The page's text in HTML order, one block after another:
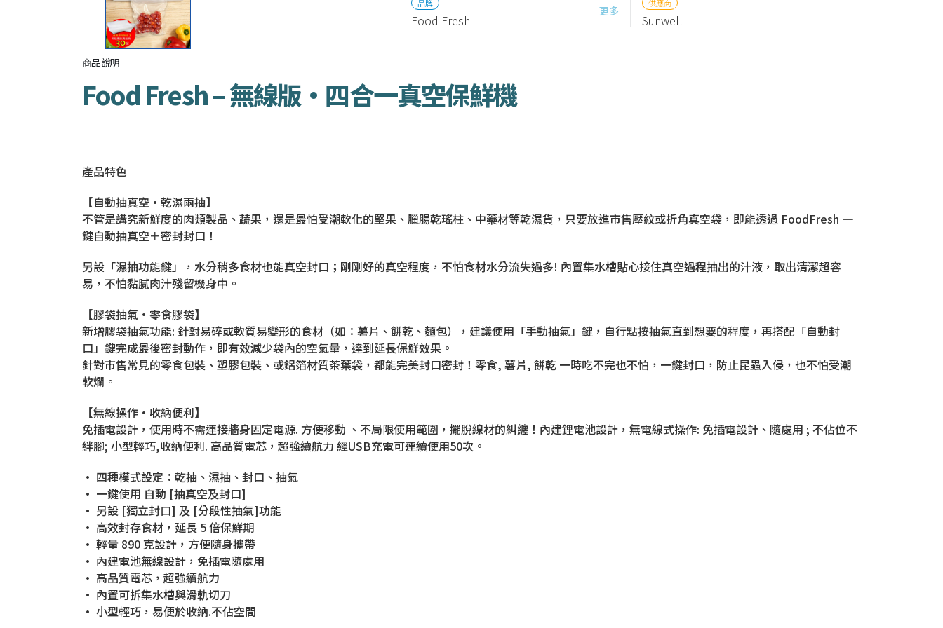
品牌
Food Fresh
更多
供應商
Sunwell
商品說明
Food Fresh – 無線版•四合一真空保鮮機
產品特色
【自動抽真空•乾濕兩抽】
不管是講究新鮮度的肉類製品、蔬果，還是最怕受潮軟化的堅果、臘腸乾瑤柱、中藥材等乾濕貨，只要放進市售壓紋或折角真空袋，即能透過 FoodFresh 一
鍵自動抽真空＋密封封口！
另設「濕抽功能鍵」，水分稍多食材也能真空封口；剛剛好的真空程度，不怕食材水分流失過多! 內置集水槽貼心接住真空過程抽出的汁液，取出清潔超容
易，不怕黏膩肉汁殘留機身中。
【膠袋抽氣•零食膠袋】
新增膠袋抽氣功能: 針對易碎或軟質易變形的食材（如：薯片、餅乾、麵包），建議使用「手動抽氣」鍵，自行點按抽氣直到想要的程度，再搭配「自動封
口」鍵完成最後密封動作，即有效減少袋內的空氣量，達到延長保鮮效果。
針對市售常見的零食包裝、塑膠包裝、或鋁箔材質茶葉袋，都能完美封口密封！零食, 薯片, 餅乾 一時吃不完也不怕，一鍵封口，防止昆蟲入侵，也不怕受潮
軟爛。
【無線操作•收納便利】
免插電設計，使用時不需連接牆身固定電源. 方便移動 、不局限使用範圍，擺脫線材的糾纏！內建鋰電池設計，無電線式操作: 免插電設計、隨處用 ; 不佔位不
絆腳; 小型輕巧,收納便利. 高品質電芯，超強續航力 經USB充電可連續使用50次。
• 四種模式設定：乾抽、濕抽、封口、抽氣
• 一鍵使用 自動 [抽真空及封口]
• 另設 [獨立封口] 及 [分段性抽氣]功能
• 高效封存食材，延長 5 倍保鮮期
• 輕量 890 克設計，方便隨身攜帶
• 內建電池無線設計，免插電隨處用
• 高品質電芯，超強續航力
• 內置可拆集水槽與滑軌切刀
• 小型輕巧，易便於收納.不佔空間